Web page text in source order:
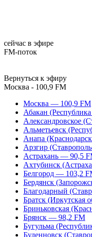
сейчас в эфире
FM-поток
Вернуться к эфиру
Москва - 100,9 FM
Москва — 100,9 FM
Абакан
Александровское
Альметьевск
Анапа
Арзгир
Астрахань — 90,5
Ахтубинск
Белгород — 103,2
Бердянск
Благодарный
Братск (Иркутская
Бриньковская
Брянск — 98,2 FM
Бугульма
Буденновск